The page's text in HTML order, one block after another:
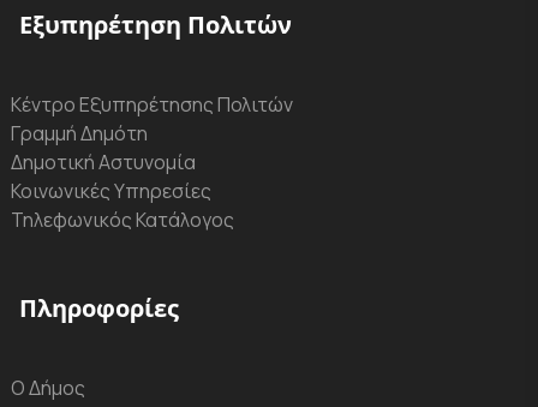
Εξυπηρέτηση Πολιτών
Κέντρο Εξυπηρέτησης Πολιτών
Γραμμή Δημότη
Δημοτική Αστυνομία
Κοινωνικές Υπηρεσίες
Τηλεφωνικός Κατάλογος
Πληροφορίες
Ο Δήμος